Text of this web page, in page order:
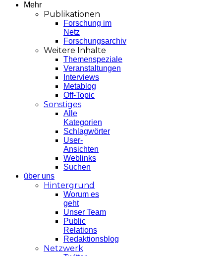
Mehr
Publikationen
Forschung im
Netz
Forschungsarchiv
Weitere Inhalte
Themenspeziale
Veranstaltungen
Interviews
Metablog
Off-Topic
Sonstiges
Alle
Kategorien
Schlagwörter
User-
Ansichten
Weblinks
Suchen
über uns
Hintergrund
Worum es
geht
Unser Team
Public
Relations
Redaktionsblog
Netzwerk